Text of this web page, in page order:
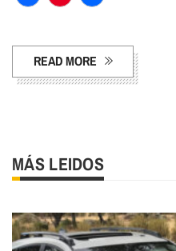
Facebook
Pinterest
Compartir
READ MORE
MÁS LEIDOS